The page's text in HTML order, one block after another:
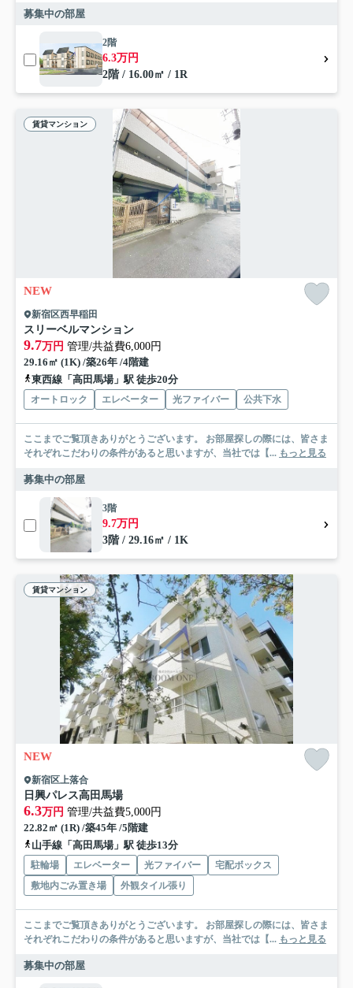
募集中の部屋
2階
6.3万円
2階 / 16.00㎡ / 1R
賃貸マンション
NEW
新宿区西早稲田
スリーベルマンション
9.7万円 管理/共益費6,000円
29.16㎡ (1K) /築26年 /4階建
東西線「高田馬場」駅 徒歩20分
オートロック エレベーター 光ファイバー 公共下水
ここまでご覧頂きありがとうございます。 お部屋探しの際には、皆さま
それぞれこだわりの条件があると思いますが、当社では【... もっと見る
募集中の部屋
3階
9.7万円
3階 / 29.16㎡ / 1K
賃貸マンション
NEW
新宿区上落合
日興パレス高田馬場
6.3万円 管理/共益費5,000円
22.82㎡ (1R) /築45年 /5階建
山手線「高田馬場」駅 徒歩13分
駐輪場 エレベーター 光ファイバー
宅配ボックス
敷地内ごみ置き場
外観タイル張り
ここまでご覧頂きありがとうございます。 お部屋探しの際には、皆さま
それぞれこだわりの条件があると思いますが、当社では【... もっと見る
募集中の部屋